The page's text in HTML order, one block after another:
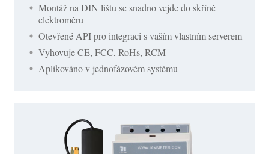
Montáž na DIN lištu se snadno vejde do skříně
elektroměru
Otevřené API pro integraci s vaším vlastním serverem
Vyhovuje CE, FCC, RoHs, RCM
Aplikováno v jednofázovém systému